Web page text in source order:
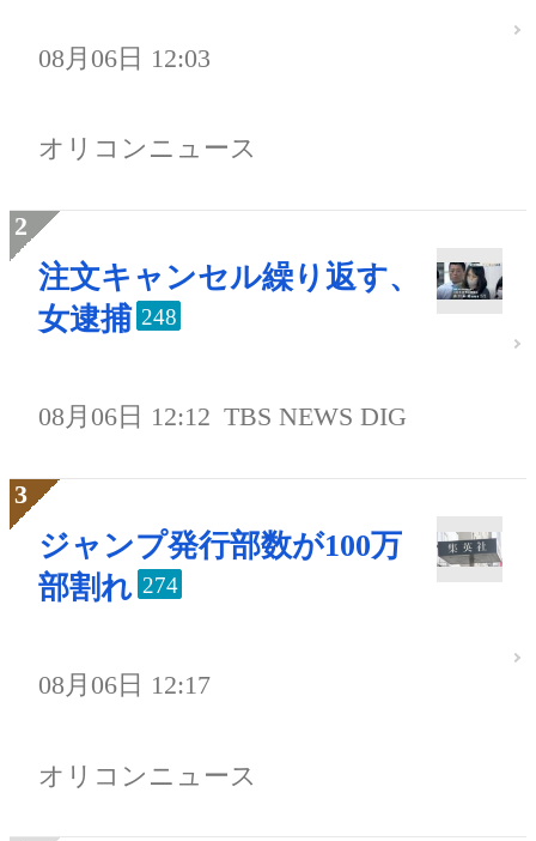
08月06日 12:03
オリコンニュース
注文キャンセル繰り返す、
女逮捕 248
08月06日 12:12 TBS NEWS DIG
ジャンプ発行部数が100万
部割れ 274
08月06日 12:17
オリコンニュース